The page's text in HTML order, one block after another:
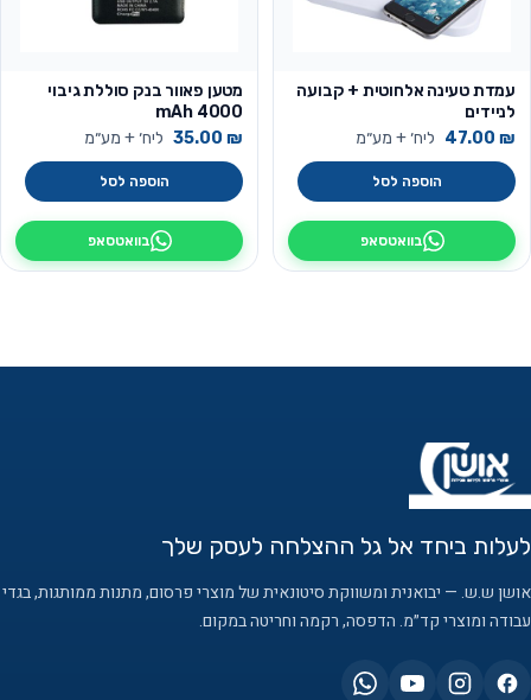
עמדת טעינה אלחוטית + קבועה
לניידים
47.00 ₪ ליח׳ + מע״מ
הוספה לסל
בוואטסאפ
מטען פאוור בנק סוללת גיבוי
4000 mAh
35.00 ₪ ליח׳ + מע״מ
הוספה לסל
בוואטסאפ
לעלות ביחד אל גל ההצלחה לעסק שלך
אושן ש.ש. — יבואנית ומשווקת סיטונאית של מוצרי פרסום, מתנות ממותגות, בגדי
עבודה ומוצרי קד״מ. הדפסה, רקמה וחריטה במקום.